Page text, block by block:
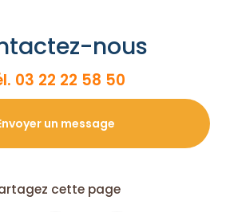
nous
03 22 22 58 50
un message
cette page